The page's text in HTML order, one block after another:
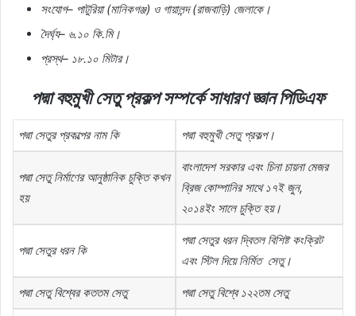
সংযোগ– পাটুরিয়া(মানিকগঞ্জ) ও গায়ালন্দ(রাজবাড়ি) জেলাকে।
দৈর্ঘ্য– ৬.১০ কি.মি।
প্রস্থ– ১৮.১০ মিটার।
পদ্মা বহুমুখী সেতুপ্রকল্প সম্পর্কেসাধারণজ্ঞানপিডিএফ
পদ্মা সেতুর প্রকল্পের নাম কি পদ্মা বহুমুখী সেতু প্রকল্প।
পদ্মা সেতু নির্মাণের আনুষ্ঠানিক চুক্তি কখন
হয়
বাংলাদেশ সরকার এবং চিনা চায়না মেজর
ব্রিজ কোম্পানির সাথে ১৭ই জুন,
২০১৪ইং সালে চুক্তি হয়।
পদ্মা সেতুর ধরন কি
পদ্মা সেতুর ধরন দ্বিতল বিশিষ্ট কংক্রিট
এবং স্টিল দিয়ে নির্মিত সেতু।
পদ্মা সেতু বিশ্বের কততম সেতু পদ্মা সেতু বিশ্বে ১২২তম সেতু